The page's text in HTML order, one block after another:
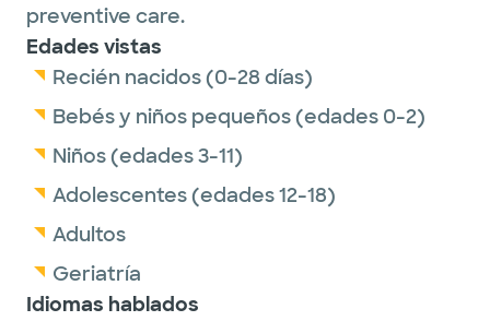
preventive care.
Edades vistas
Recién nacidos (0-28 días)
Bebés y niños pequeños (edades 0-2)
Niños (edades 3-11)
Adolescentes (edades 12-18)
Adultos
Geriatría
Idiomas hablados